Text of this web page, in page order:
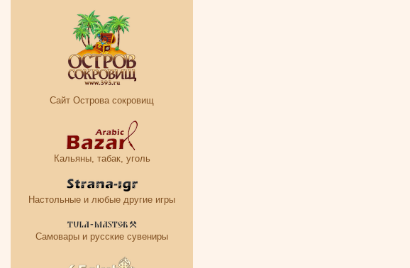
Сайт Острова сокровищ
Кальяны, табак, уголь
Настольные и любые другие игры
Самовары и русские сувениры